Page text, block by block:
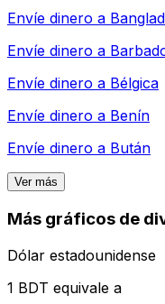
Envíe dinero a
Envíe dinero a
Envíe dinero a Bélgica
Envíe dinero a Benín
Envíe dinero a Bután
Ver más
Más gráficos de
Dólar estadounidense
1 BDT equivale a